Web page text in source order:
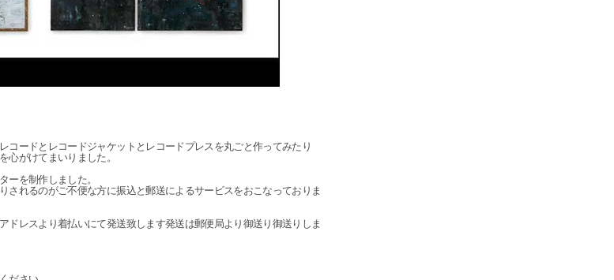
コードとレコードジャケットとレコードプレスを丸ごと作ってみたり
心がけてまいりました。
ーを制作しました。
されるのがご不便な方に振込と郵送によるサービスをおこなっておりま
ドレスより着払いにて発送致します発送は郵便局より御送り御送りしま